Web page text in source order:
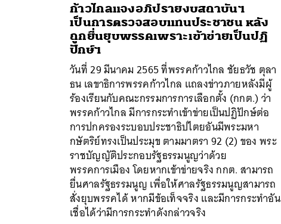
ก้าวไกลแจงอภิปรายงบสถาบันฯ
เป็นการตรวจสอบแทนประชาชน หลัง
ถูกยื่นยุบพรรคเพราะเข้าข่ายเป็นปฏิ
ปักษ์ฯ
วันที่ 29 มีนาคม 2565 ที่พรรคก้าวไกล ชัยธวัช ตุลา
ธน เลขาธิการพรรคก้าวไกล แถลงข่าวภายหลังมีผู้
ร้องเรียนกับคณะกรรมการการเลือกตั้ง (กกต.) ว่า
พรรคก้าวไกล มีการกระทำเข้าข่ายเป็นปฏิปักษ์ต่อ
การปกครองระบอบประชาธิปไตยอันมีพระมหา
กษัตริย์ทรงเป็นประมุข ตามมาตรา 92 (2) ของ พระ
ราชบัญญัติประกอบรัฐธรรมนูญว่าด้วย
พรรคการเมือง โดยหากเข้าข่ายจริง กกต. สามารถ
ยื่นศาลรัฐธรรมนูญ เพื่อให้ศาลรัฐธรรมนูญสามารถ
สั่งยุบพรรคได้ หากมีข้อเท็จจริง และมีการกระทำอัน
เชื่อได้ว่ามีการกระทำดังกล่าวจริง